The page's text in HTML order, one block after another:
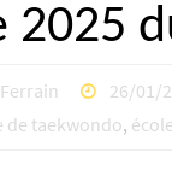
2025
26/01/
de taekwondo,